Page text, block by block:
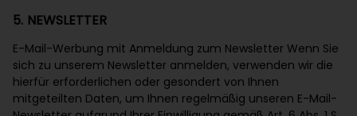
5. NEWSLETTER
E-Mail-Werbung mit Anmeldung zum Newsletter Wenn Sie
sich zu unserem Newsletter anmelden, verwenden wir die
hierfür erforderlichen oder gesondert von Ihnen
mitgeteilten Daten, um Ihnen regelmäßig unseren E-Mail-